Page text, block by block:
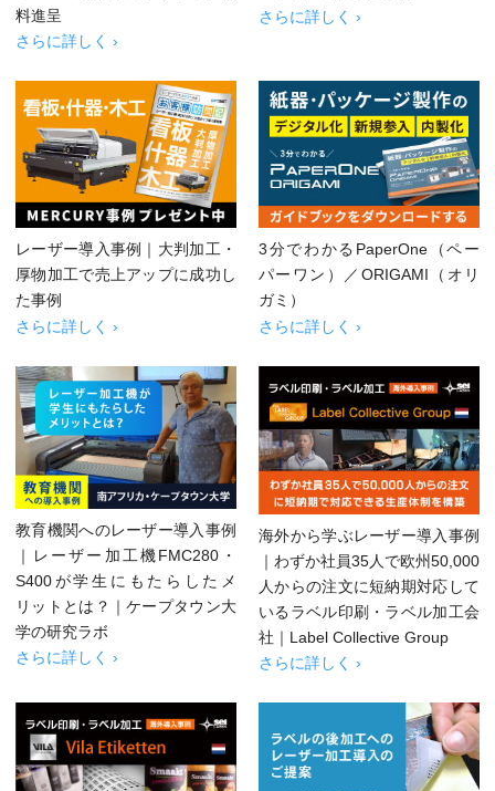
料進呈
さらに詳しく ›
さらに詳しく ›
レーザー導入事例｜大判加工・
厚物加工で売上アップに成功し
た事例
さらに詳しく ›
3分でわかるPaperOne（ペー
パーワン）／ORIGAMI（オリ
ガミ）
さらに詳しく ›
教育機関へのレーザー導入事例
｜レーザー加工機FMC280・
S400が学生にもたらしたメ
リットとは？｜ケープタウン大
学の研究ラボ
さらに詳しく ›
海外から学ぶレーザー導入事例
｜わずか社員35人で欧州50,000
人からの注文に短納期対応して
いるラベル印刷・ラベル加工会
社｜Label Collective Group
さらに詳しく ›